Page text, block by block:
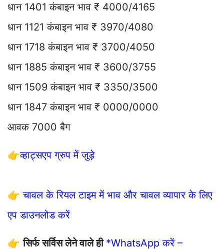
धान 1401 कंबाइन भाव ₹ 4000/4165
धान 1121 कंबाइन भाव ₹ 3970/4080
धान 1718 कंबाइन भाव ₹ 3700/4050
धान 1885 कंबाइन भाव ₹ 3600/3755
धान 1509 कंबाइन भाव ₹ 3350/3500
धान 1847 कंबाइन भाव ₹ 0000/0000
आवक 7000 बैग
👉व्हाट्सएप ग्रुप में जुड़े
👉चावल के रियल टाइम में भाव और चावल व्यापार के लिए
एप डाउनलोड करें
👉सिर्फ सर्विस लेने वाले ही *WhatsApp करें –